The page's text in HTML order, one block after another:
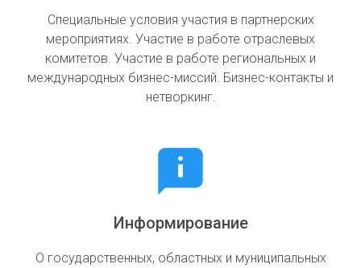
Специальные условия участия в партнерских
мероприятиях. Участие в работе отраслевых
комитетов. Участие в работе региональных и
международных бизнес-миссий. Бизнес-контакты и
нетворкинг.
Информирование
O государственных, областных и муниципальных